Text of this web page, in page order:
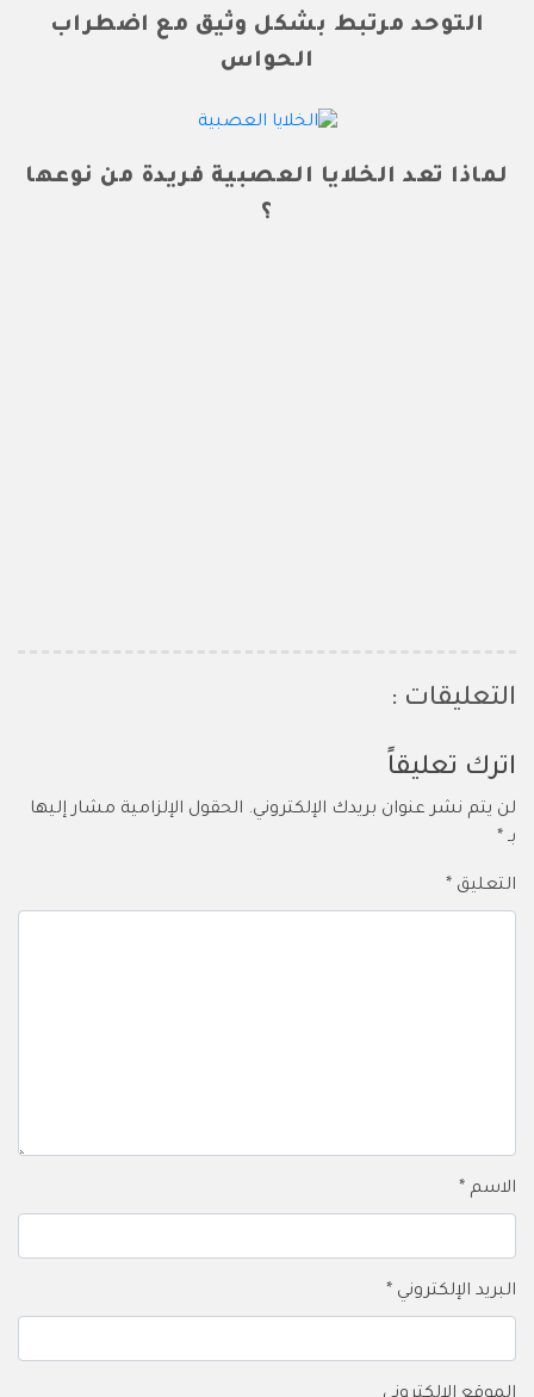
التوحد مرتبط بشكل وثيق مع اضطراب
الحواس
لماذا تعد الخلايا العصبية فريدة من نوعها
؟
التعليقات :
اترك تعليقاً
لن يتم نشر عنوان بريدك الإلكتروني. الحقول الإلزامية مشار إليها
بـ *
التعليق *
الاسم *
البريد الإلكتروني *